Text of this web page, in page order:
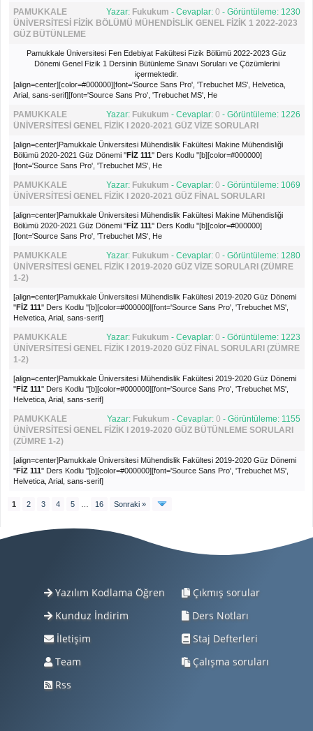
Yazar: Fukukum - Cevaplar: 0 - Görüntüleme: 1230
PAMUKKALE
ÜNİVERSİTESİ FİZİK BÖLÜMÜ MÜHENDİSLİK GENEL FİZİK 1 2022-2023
GÜZ BÜTÜNLEME
Pamukkale Üniversitesi Fen Edebiyat Fakültesi Fizik Bölümü 2022-2023 Güz
Dönemi Genel Fizik 1 Dersinin Bütünleme Sınavı Soruları ve Çözümlerini
içermektedir.
[align=center][color=#000000][font='Source Sans Pro', 'Trebuchet MS', Helvetica,
Arial, sans-serif][font='Source Sans Pro', 'Trebuchet MS', He
Yazar: Fukukum - Cevaplar: 0 - Görüntüleme: 1226
PAMUKKALE
ÜNİVERSİTESİ GENEL FİZİK I 2020-2021 GÜZ VİZE SORULARI
[align=center]Pamukkale Üniversitesi Mühendislik Fakültesi Makine Mühendisliği
Bölümü 2020-2021 Güz Dönemi ''FİZ 111'' Ders Kodlu ''[b][color=#000000]
[font='Source Sans Pro', 'Trebuchet MS', He
Yazar: Fukukum - Cevaplar: 0 - Görüntüleme: 1069
PAMUKKALE
ÜNİVERSİTESİ GENEL FİZİK I 2020-2021 GÜZ FİNAL SORULARI
[align=center]Pamukkale Üniversitesi Mühendislik Fakültesi Makine Mühendisliği
Bölümü 2020-2021 Güz Dönemi ''FİZ 111'' Ders Kodlu ''[b][color=#000000]
[font='Source Sans Pro', 'Trebuchet MS', He
Yazar: Fukukum - Cevaplar: 0 - Görüntüleme: 1280
PAMUKKALE
ÜNİVERSİTESİ GENEL FİZİK I 2019-2020 GÜZ VİZE SORULARI (ZÜMRE
1-2)
[align=center]Pamukkale Üniversitesi Mühendislik Fakültesi 2019-2020 Güz Dönemi
''FİZ 111'' Ders Kodlu ''[b][color=#000000][font='Source Sans Pro', 'Trebuchet MS',
Helvetica, Arial, sans-serif]
Yazar: Fukukum - Cevaplar: 0 - Görüntüleme: 1223
PAMUKKALE
ÜNİVERSİTESİ GENEL FİZİK I 2019-2020 GÜZ FİNAL SORULARI (ZÜMRE
1-2)
[align=center]Pamukkale Üniversitesi Mühendislik Fakültesi 2019-2020 Güz Dönemi
''FİZ 111'' Ders Kodlu ''[b][color=#000000][font='Source Sans Pro', 'Trebuchet MS',
Helvetica, Arial, sans-serif]
Yazar: Fukukum - Cevaplar: 0 - Görüntüleme: 1155
PAMUKKALE
ÜNİVERSİTESİ GENEL FİZİK I 2019-2020 GÜZ BÜTÜNLEME SORULARI
(ZÜMRE 1-2)
[align=center]Pamukkale Üniversitesi Mühendislik Fakültesi 2019-2020 Güz Dönemi
''FİZ 111'' Ders Kodlu ''[b][color=#000000][font='Source Sans Pro', 'Trebuchet MS',
Helvetica, Arial, sans-serif]
1 2 3 4 5 16 Sonraki »
Yazılım Kodlama Öğren
Kunduz İndirim
İletişim
Team
Rss
Çıkmış sorular
Ders Notları
Staj Defterleri
Çalışma soruları